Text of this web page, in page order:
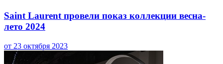
Saint Laurent провели показ коллекции весна-
лето 2024
от 23 октября 2023